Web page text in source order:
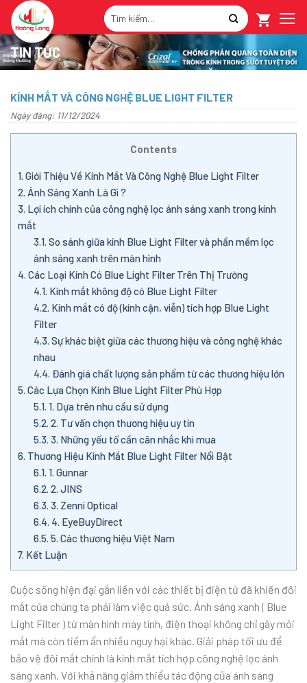
Skip
content
Tìm
kiếm:
TIN TỨC
KÍNH MẮT VÀ CÔNG NGHỆ BLUE LIGHT FILTER
Ngày đăng: 11/12/2024
Contents
1. Giới Thiệu Về Kính Mắt Và Công Nghệ Blue Light Filter
2. Ánh Sáng Xanh Là Gì ?
3. Lợi ích chính của công nghệ lọc ánh sáng xanh trong kính
mắt
3.1. So sánh giữa kính Blue Light Filter và phần mềm lọc
ánh sáng xanh trên màn hình
4. Các Loại Kính Có Blue Light Filter Trên Thị Trường
4.1. Kính mắt không độ có Blue Light Filter
4.2. Kính mắt có độ (kính cận, viễn) tích hợp Blue Light
Filter
4.3. Sự khác biệt giữa các thương hiệu và công nghệ khác
nhau
4.4. Đánh giá chất lượng sản phẩm từ các thương hiệu lớn
5. Các Lựa Chọn Kính Blue Light Filter Phù Hợp
5.1. 1. Dựa trên nhu cầu sử dụng
5.2. 2. Tư vấn chọn thương hiệu uy tín
5.3. 3. Những yếu tố cần cân nhắc khi mua
6. Thương Hiệu Kính Mắt Blue Light Filter Nổi Bật
6.1. 1. Gunnar
6.2. 2. JINS
6.3. 3. Zenni Optical
6.4. 4. EyeBuyDirect
6.5. 5. Các thương hiệu Việt Nam
7. Kết Luận
Cuộc sống hiện đại gắn liền với các thiết bị điện tử đã khiến đôi
mắt của chúng ta phải làm việc quá sức. Ánh sáng xanh ( Blue
Light Filter ) từ màn hình máy tính, điện thoại không chỉ gây mỏi
mắt mà còn tiềm ẩn nhiều nguy hại khác. Giải pháp tối ưu để
bảo vệ đôi mắt chính là kính mắt tích hợp công nghệ lọc ánh
sáng xanh. Với khả năng giảm thiểu tác động của ánh sáng